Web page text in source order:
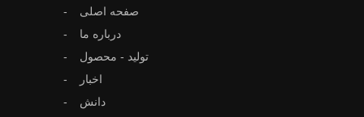
صفحه اصلی
درباره ما
تولید - محصول
اخبار
دانش